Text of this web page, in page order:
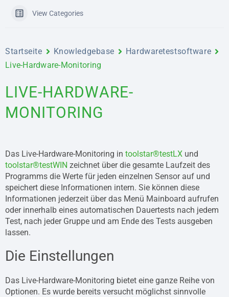
View Categories
Startseite Knowledgebase
Hardwaretestsoftware
Live-Hardware-Monitoring
LIVE-HARDWARE-
MONITORING
Das Live-Hardware-Monitoring in toolstar®testLX und
toolstar®testWIN zeichnet über die gesamte Laufzeit des
Programms die Werte für jeden einzelnen Sensor auf und
speichert diese Informationen intern. Sie können diese
Informationen jederzeit über das Menü Mainboard aufrufen
oder innerhalb eines automatischen Dauertests nach jedem
Test, nach jeder Gruppe und am Ende des Tests ausgeben
lassen.
Die Einstellungen
Das Live-Hardware-Monitoring bietet eine ganze Reihe von
Optionen. Es wurde bereits versucht möglichst sinnvolle